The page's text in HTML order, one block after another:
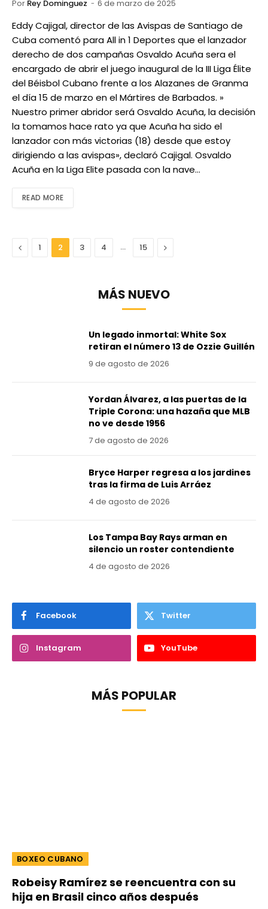
Por Rey Dominguez 6 de marzo de 2025
Eddy Cajigal, director de las Avispas de Santiago de
Cuba comentó para All in 1 Deportes que el lanzador
derecho de dos campañas Osvaldo Acuña sera el
encargado de abrir el juego inaugural de la III Liga Élite
del Béisbol Cubano frente a los Alazanes de Granma
el día 15 de marzo en el Mártires de Barbados. »
Nuestro primer abridor será Osvaldo Acuña, la decisión
la tomamos hace rato ya que Acuña ha sido el
lanzador con más victorias (18) desde que estoy
dirigiendo a las avispas», declaró Cajigal. Osvaldo
Acuña en la Liga Elite pasada con la nave…
READ MORE
Anterior
1 2 3 4 … 15 Next
MÁS NUEVO
Un legado inmortal: White Sox
retiran el número 13 de Ozzie Guillén
9 de agosto de 2026
Yordan Álvarez, a las puertas de la
Triple Corona: una hazaña que MLB
no ve desde 1956
7 de agosto de 2026
Bryce Harper regresa a los jardines
tras la firma de Luis Arráez
4 de agosto de 2026
Los Tampa Bay Rays arman en
silencio un roster contendiente
4 de agosto de 2026
Facebook Twitter
Instagram YouTube
MÁS POPULAR
BOXEO CUBANO
Robeisy Ramírez se reencuentra con su
hija en Brasil cinco años después